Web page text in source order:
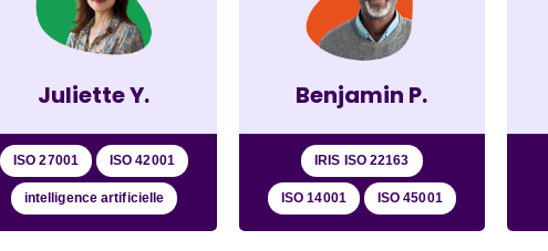
Juliette Y.
ISO 27001 ISO 42001
intelligence artificielle
Benjamin P.
IRIS ISO 22163
ISO 14001 ISO 45001